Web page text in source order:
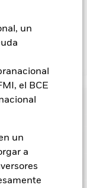
un
el BCE
un
a
del
corrientes.
de interés y/o los
significativo en
rebajas de la
pueden
pueden ser muy